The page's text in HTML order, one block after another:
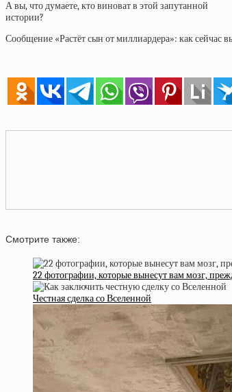
А вы, что думаете, кто виноват в этой запутанной
истории?
Сообщение «Растёт сын от миллиардера»: как сейчас
Смотрите также:
22 фотографии, которые вынесут вам мозг,
Честная сделка со Вселенной